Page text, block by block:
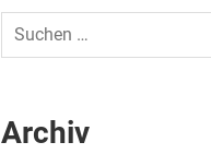
Archiv